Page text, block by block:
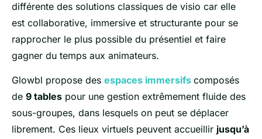
différente des solutions classiques de visio car elle
est collaborative, immersive et structurante pour se
rapprocher le plus possible du présentiel et faire
gagner du temps aux animateurs.
Glowbl propose des espaces immersifs composés
de 9 tables pour une gestion extrêmement fluide des
sous-groupes, dans lesquels on peut se déplacer
librement. Ces lieux virtuels peuvent accueillir jusqu’à